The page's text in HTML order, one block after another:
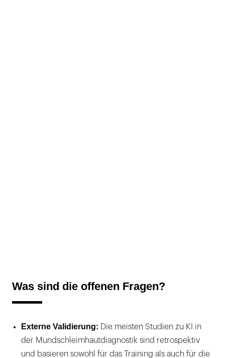
Was sind die offenen Fragen?
Externe Validierung:
Die meisten Studien zu KI in
der Mundschleimhautdiagnostik sind retrospektiv
und basieren sowohl für das Training als auch für die